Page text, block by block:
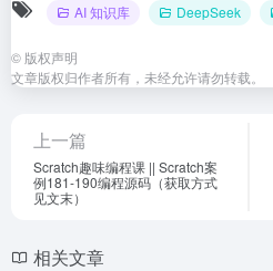
AI 知识库 DeepSeek
© 版权声明
文章版权归作者所有，未经允许请勿转载。
上一篇
Scratch趣味编程课 || Scratch案
例181-190编程源码（获取方式
见文末）
相关文章